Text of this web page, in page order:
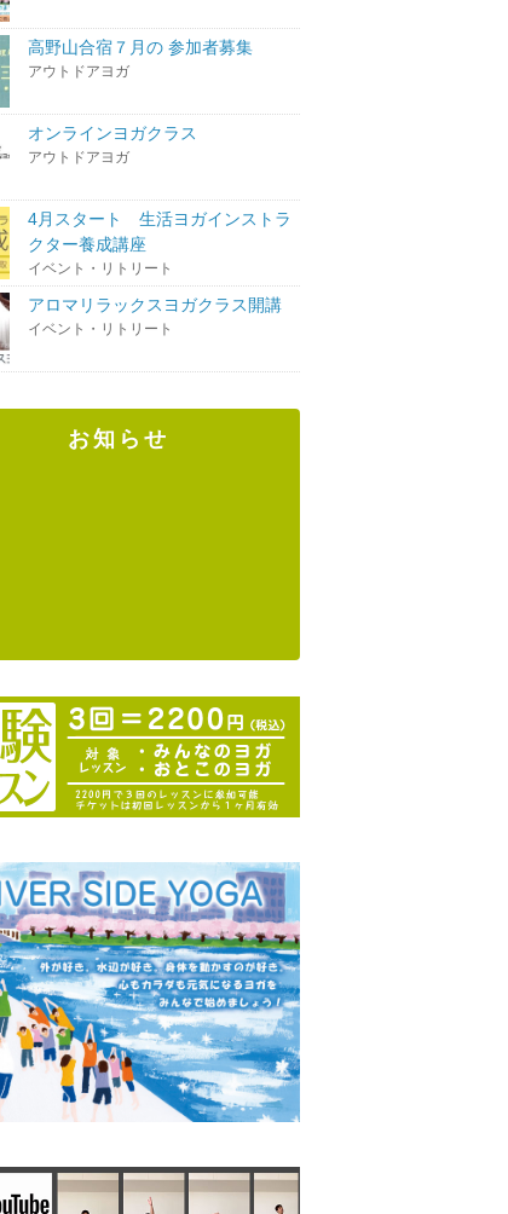
高野山合宿７月の 参加者募集
アウトドアヨガ
オンラインヨガクラス
アウトドアヨガ
4月スタート 生活ヨガインストラ
クター養成講座
イベント・リトリート
アロマリラックスヨガクラス開講
イベント・リトリート
お知らせ